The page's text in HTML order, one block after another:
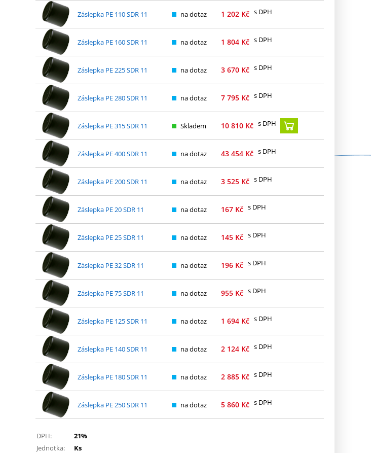
Záslepka PE 110 SDR 11 na dotaz 1 202 Kč s DPH
Záslepka PE 160 SDR 11 na dotaz 1 804 Kč s DPH
Záslepka PE 225 SDR 11 na dotaz 3 670 Kč s DPH
Záslepka PE 280 SDR 11 na dotaz 7 795 Kč s DPH
Záslepka PE 315 SDR 11 Skladem 10 810 Kč s DPH
Záslepka PE 400 SDR 11 na dotaz 43 454 Kč s DPH
Záslepka PE 200 SDR 11 na dotaz 3 525 Kč s DPH
Záslepka PE 20 SDR 11 na dotaz 167 Kč s DPH
Záslepka PE 25 SDR 11 na dotaz 145 Kč s DPH
Záslepka PE 32 SDR 11 na dotaz 196 Kč s DPH
Záslepka PE 75 SDR 11 na dotaz 955 Kč s DPH
Záslepka PE 125 SDR 11 na dotaz 1 694 Kč s DPH
Záslepka PE 140 SDR 11 na dotaz 2 124 Kč s DPH
Záslepka PE 180 SDR 11 na dotaz 2 885 Kč s DPH
Záslepka PE 250 SDR 11 na dotaz 5 860 Kč s DPH
DPH:
21%
Jednotka:
Ks